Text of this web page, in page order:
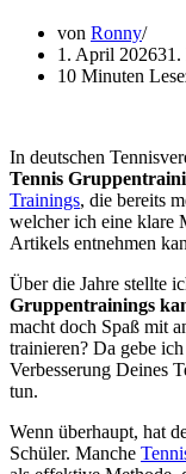
von Ronny
1. April 202631.
10 Minuten
In deutschen
Tennis
Trainings, die bereits
welcher ich eine klare
Artikels entnehmen
Über die Jahre stellte
Gruppentrainings
macht doch Spaß mit
trainieren? Da gebe
Verbesserung Deines
tun.
Wenn überhaupt, hat
Schüler. Manche